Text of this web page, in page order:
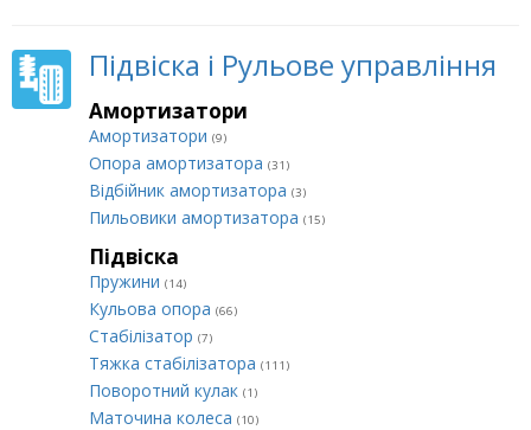
Підвіска і Рульове управління
Амортизатори
Амортизатори (9)
Опора амортизатора (31)
Відбійник амортизатора (3)
Пильовики амортизатора (15)
Підвіска
Пружини (14)
Кульова опора (66)
Стабілізатор (7)
Тяжка стабілізатора (111)
Поворотний кулак (1)
Маточина колеса (10)